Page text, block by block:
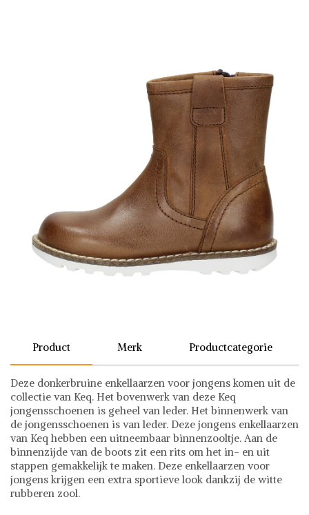
Product Merk Productcategorie
Deze donkerbruine enkellaarzen voor jongens komen uit de
collectie van Keq. Het bovenwerk van deze Keq
jongensschoenen is geheel van leder. Het binnenwerk van
de jongensschoenen is van leder. Deze jongens enkellaarzen
van Keq hebben een uitneembaar binnenzooltje. Aan de
binnenzijde van de boots zit een rits om het in- en uit
stappen gemakkelijk te maken. Deze enkellaarzen voor
jongens krijgen een extra sportieve look dankzij de witte
rubberen zool.